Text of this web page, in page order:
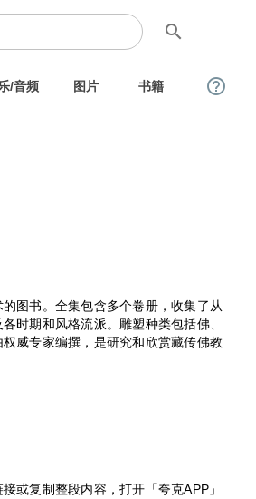
search
/音频 图片 书籍 help_outline
图书。全集包含多个卷册，收集了从
时期和风格流派。雕塑种类包括佛、
威专家编撰，是研究和欣赏藏传佛教
或复制整段内容，打开「夸克APP」